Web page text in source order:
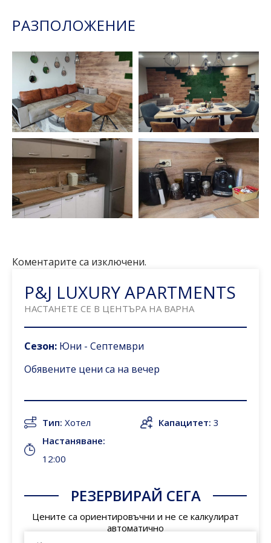
РАЗПОЛОЖЕНИЕ
Коментарите са изключени.
P&J LUXURY APARTMENTS
НАСТАНЕТЕ СЕ В ЦЕНТЪРА НА ВАРНА
Сезон: Юни - Септември
Обявените цени са на вечер
Тип: Хотел
Настаняване:
12:00
Капацитет: 3
РЕЗЕРВИРАЙ СЕГА
Цените са ориентировъчни и не се калкулират
автоматично